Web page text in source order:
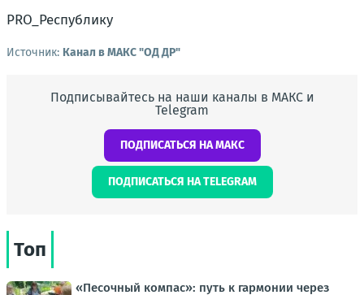
PRO_Республику
Источник: Канал в МАКС "ОД ДР"
Подписывайтесь на наши каналы в МАКС и
Telegram
ПОДПИСАТЬСЯ НА МАКС
ПОДПИСАТЬСЯ НА TELEGRAM
Топ
«Песочный компас»: путь к гармонии через